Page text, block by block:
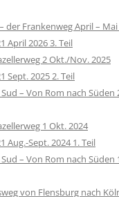
der Frankenweg April –
April 2026 3. Teil
2 Okt./Nov. 2025
Sept. 2025 2. Teil
– Von Rom nach
1 Okt. 2024
Sept. 2024 1. Teil
– Von Rom nach
von Flensburg nach